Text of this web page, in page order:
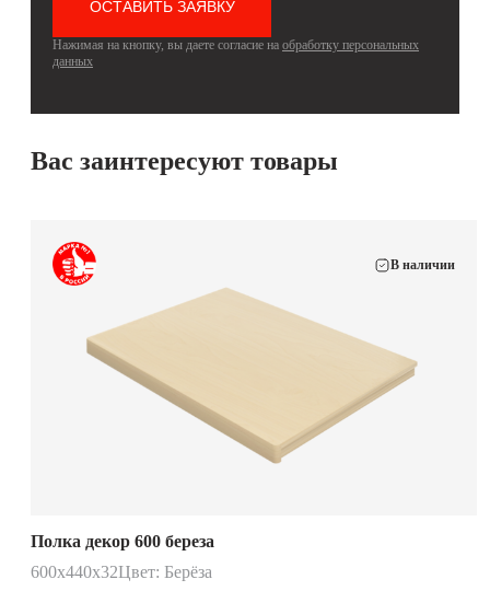
Нажимая на кнопку, вы даете согласие на обработку персональных
данных
Вас заинтересуют товары
В наличии
Полка декор 600 береза
600х440х32Цвет: Берёза